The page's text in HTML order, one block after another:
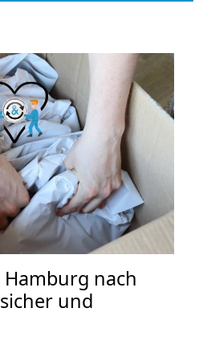
Hamburg nach
sicher und